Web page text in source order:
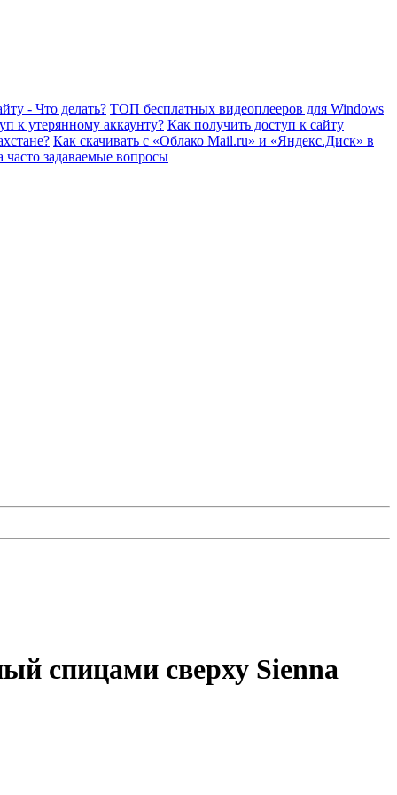
- Что делать? ТОП бесплатных видеоплееров для Windows
к утерянному аккаунту? Как получить доступ к сайту
Как скачивать с «Облако Mail.ru» и «Яндекс.Диск» в
задаваемые вопросы
спицами сверху Sienna